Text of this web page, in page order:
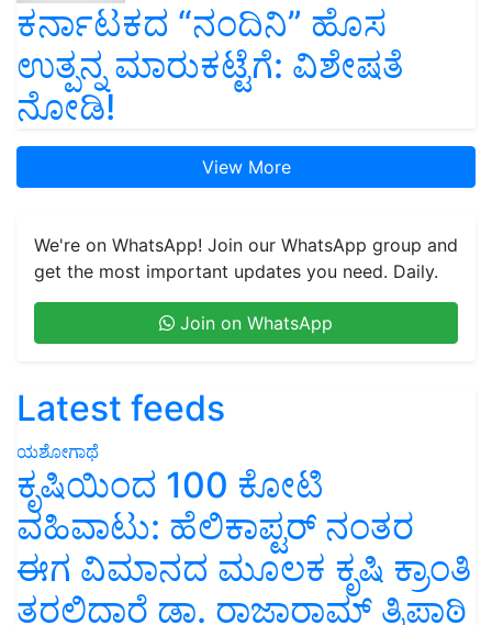
ಕರ್ನಾಟಕದ “ನಂದಿನಿ” ಹೊಸ
ಉತ್ಪನ್ನ ಮಾರುಕಟ್ಟೆಗೆ: ವಿಶೇಷತೆ
ನೋಡಿ!
View More
We're on WhatsApp! Join our WhatsApp group and
get the most important updates you need. Daily.
Join on WhatsApp
Latest feeds
ಯಶೋಗಾಥೆ
ಕೃಷಿಯಿಂದ 100 ಕೋಟಿ
ವಹಿವಾಟು: ಹೆಲಿಕಾಪ್ಟರ್ ನಂತರ
ಈಗ ವಿಮಾನದ ಮೂಲಕ ಕೃಷಿ ಕ್ರಾಂತಿ
ತರಲಿದ್ದಾರೆ ಡಾ. ರಾಜಾರಾಮ್ ತ್ರಿಪಾಠಿ